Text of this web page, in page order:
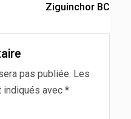
Ziguinchor BC
pas publiée. Les
indiqués avec *